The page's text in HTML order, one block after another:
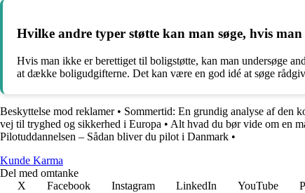
Hvilke andre typer støtte kan man søge, hvis
Hvis man ikke er berettiget til boligstøtte, kan man undersøge
at dække boligudgifterne. Det kan være en god idé at søge
Beskyttelse mod reklamer• Sommertid: En grundig analyse af den
vej til tryghed og sikkerhed i Europa • Alt hvad du bør vide om en
Pilotuddannelsen – Sådan bliver du pilot i Danmark •
Kunde Karma
Del med omtanke
X
Facebook Instagram LinkedIn YouTube